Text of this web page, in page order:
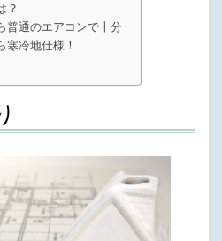
？
普通のエアコンで十分
寒冷地仕様！